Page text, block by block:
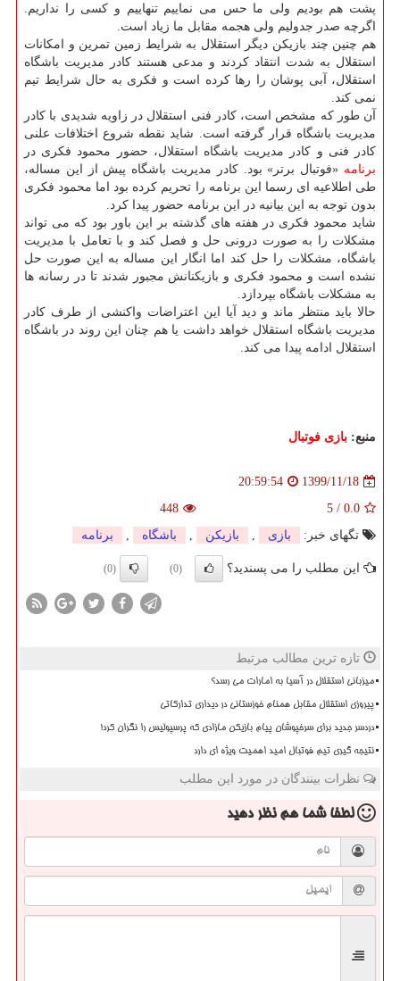
پشت هم بودیم ولی ما حس می نماییم تنهاییم و کسی را نداریم.
اگرچه صدر جدولیم ولی هجمه مقابل ما زیاد است.
هم چنین چند بازیکن دیگر استقلال به شرایط زمین تمرین و امکانات
استقلال به شدت انتقاد کردند و مدعی هستند کادر مدیریت باشگاه
استقلال، آبی پوشان را رها کرده است و فکری به حال شرایط تیم
نمی کند.
آن طور که مشخص است، کادر فنی استقلال در زاویه شدیدی با کادر
مدیریت باشگاه قرار گرفته است. شاید نقطه شروع اختلافات علنی
کادر فنی و کادر مدیریت باشگاه استقلال، حضور محمود فکری در
برنامه «فوتبال برتر» بود. کادر مدیریت باشگاه پیش از این مساله،
طی اطلاعیه ای رسما این برنامه را تحریم کرده بود اما محمود فکری
بدون توجه به این بیانیه در این برنامه حضور پیدا کرد.
شاید محمود فکری در هفته های گذشته بر این باور بود که می تواند
مشکلات را به صورت درونی حل و فصل کند و با تعامل با مدیریت
باشگاه، مشکلات را حل کند اما انگار این مساله به این صورت حل
نشده است و محمود فکری و بازیکنانش مجبور شدند تا در رسانه ها
به مشکلات باشگاه بپردازد.
حالا باید منتظر ماند و دید آیا این اعتراضات واکنشی از طرف کادر
مدیریت باشگاه استقلال خواهد داشت یا هم چنان این روند در باشگاه
استقلال ادامه پیدا می کند.
منبع: بازی فوتبال
1399/11/18
20:59:54
0.0
/
5
448
تگهای خبر:
بازی , بازیكن , باشگاه , برنامه
این مطلب را می پسندید؟ (0)
(0)
تازه ترین مطالب مرتبط
میزبانی استقلال در آسیا به امارات می رسد؟
پیروزی استقلال مقابل همنام خوزستانی در دیداری تدارکاتی
دردسر جدید برای سرخپوشان پیام بازیکن مازادی که پرسپولیس را نگران کرد!
نتیجه گیری تیم فوتبال امید اهمیت ویژه ای دارد
نظرات بینندگان در مورد این مطلب
لطفا شما همنظر دهید